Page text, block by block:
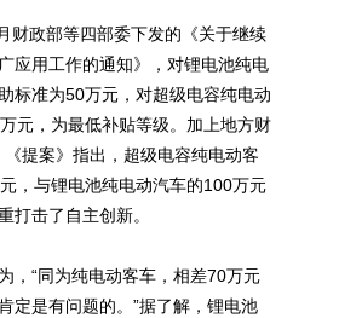
政部等四部委下发的《关于继续
应用工作的通知》，对锂电池纯电
标准为50万元，对超级电容纯电动
元，为最低补贴等级。加上地方财
提案》指出，超级电容纯电动客
，与锂电池纯电动汽车的100万元
打击了自主创新。
“同为纯电动客车，相差70万元
定是有问题的。”据了解，锂电池